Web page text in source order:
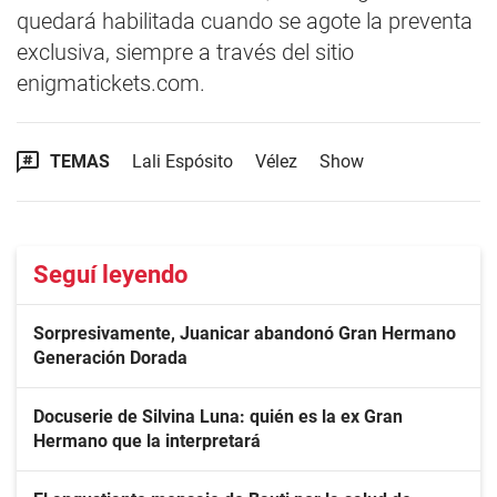
quedará habilitada cuando se agote la preventa
exclusiva, siempre a través del sitio
enigmatickets.com.
TEMAS Lali Espósito Vélez Show
Seguí leyendo
Sorpresivamente, Juanicar abandonó Gran Hermano
Generación Dorada
Docuserie de Silvina Luna: quién es la ex Gran
Hermano que la interpretará